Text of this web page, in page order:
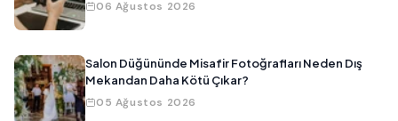
06 Ağustos 2026
Salon Düğününde Misafir Fotoğrafları Neden Dış
Mekandan Daha Kötü Çıkar?
05 Ağustos 2026